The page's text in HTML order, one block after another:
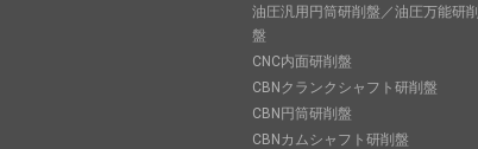
油圧汎用円筒研削盤／油圧万能研削
盤
CNC内面研削盤
CBNクランクシャフト研削盤
CBN円筒研削盤
CBNカムシャフト研削盤